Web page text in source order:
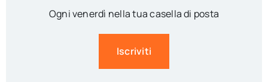
Ogni venerdì nella tua casella di posta
Iscriviti